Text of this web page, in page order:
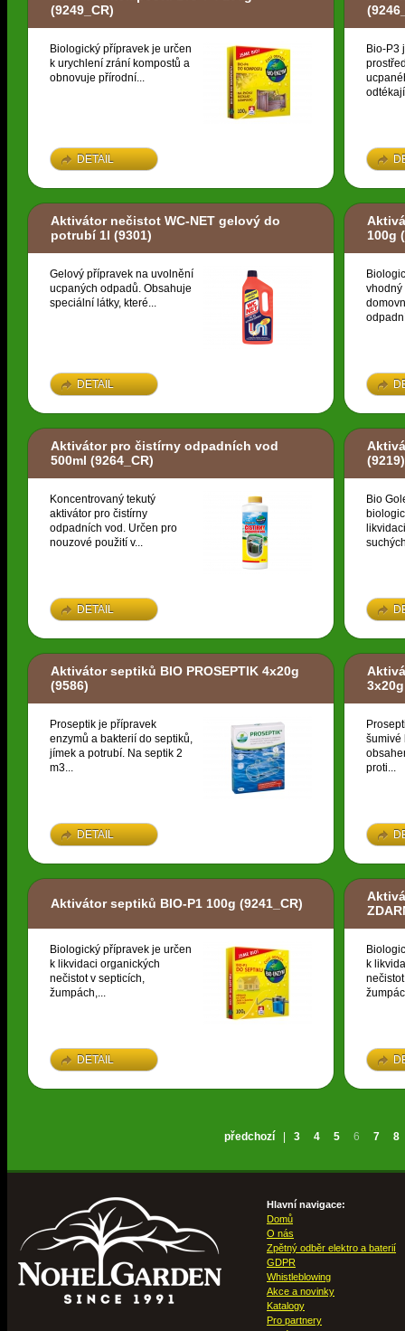
(9249_CR)
Biologický přípravek je určen
k urychlení zrání kompostů a
obnovuje přírodní...
DETAIL
Bio-P3
Aktivátor nečistot WC-NET gelový do
potrubí 1l (9301)
Gelový přípravek na uvolnění
ucpaných odpadů. Obsahuje
speciální látky, které...
DETAIL
100g
vhodný
Aktivátor pro čistírny odpadních vod
500ml (9264_CR)
Koncentrovaný tekutý
aktivátor pro čistírny
odpadních vod. Určen pro
nouzové použití v...
DETAIL
(9219)
Bio
Aktivátor septiků BIO PROSEPTIK 4x20g
(9586)
Proseptik je přípravek
enzymů a bakterií do septiků,
jímek a potrubí. Na septik 2
m3...
DETAIL
3x20g
šumivé
proti...
Aktivátor septiků BIO-P1 100g (9241_CR)
Biologický přípravek je určen
k likvidaci organických
nečistot v septicích,
žumpách,...
DETAIL
k
předchozí 3 4 5 6 7 8
Hlavní navigace:
Domů
O nás
Zpětný odběr elektro a baterií
GDPR
Whistleblowing
Akce a novinky
Katalogy
Pro partnery